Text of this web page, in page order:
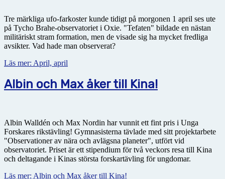
Tre märkliga ufo-farkoster kunde tidigt på morgonen 1 april ses ute
på Tycho Brahe-observatoriet i Oxie. "Tefaten" bildade en nästan
militäriskt stram formation, men de visade sig ha mycket fredliga
avsikter. Vad hade man observerat?
Läs mer: April, april
Albin och Max åker till Kina!
Albin Walldén och Max Nordin har vunnit ett fint pris i Unga
Forskares rikstävling! Gymnasisterna tävlade med sitt projektarbete
"Observationer av nära och avlägsna planeter", utfört vid
observatoriet. Priset är ett stipendium för två veckors resa till Kina
och deltagande i Kinas största forskartävling för ungdomar.
Läs mer: Albin och Max åker till Kina!